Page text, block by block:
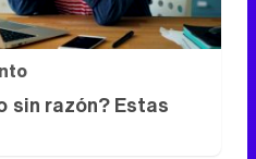
sin razón? Estas